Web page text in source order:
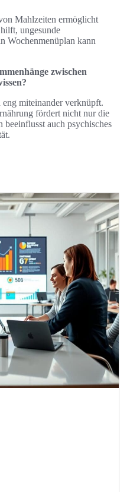
Mahlzeiten ermöglicht
ungesunde
Wochenmenüplan kann
zwischen
miteinander verknüpft.
fördert nicht nur die
beeinflusst auch psychisches